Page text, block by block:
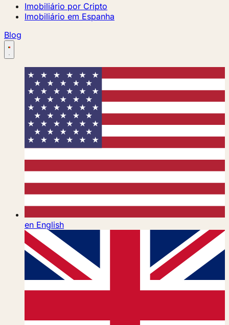
Imobiliário por Cripto
Imobiliário em Espanha
Blog
en English